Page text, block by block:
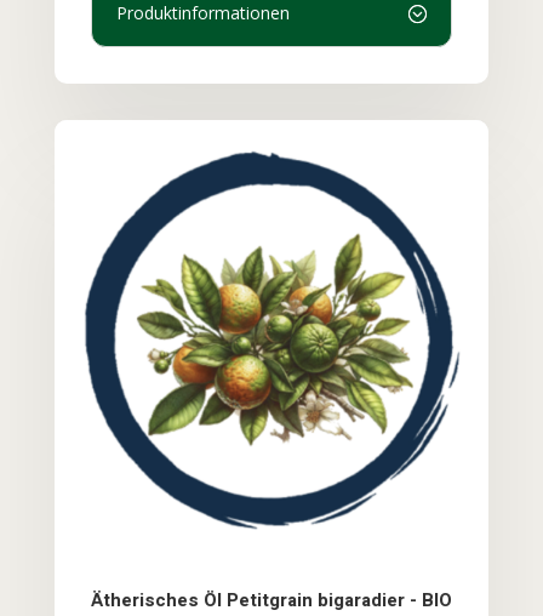
Produktinformationen
Ätherisches Öl Petitgrain bigaradier - BIO